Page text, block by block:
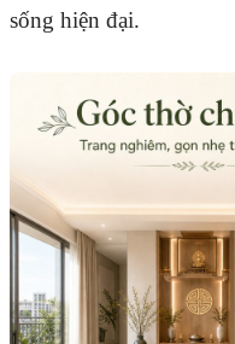
sống hiện đại.